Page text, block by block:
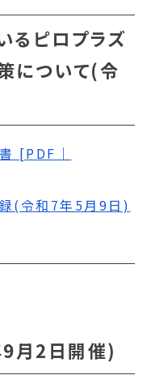
るピロプラズ
について(令
[PDF｜
(令和7年5月9日)
日開催)